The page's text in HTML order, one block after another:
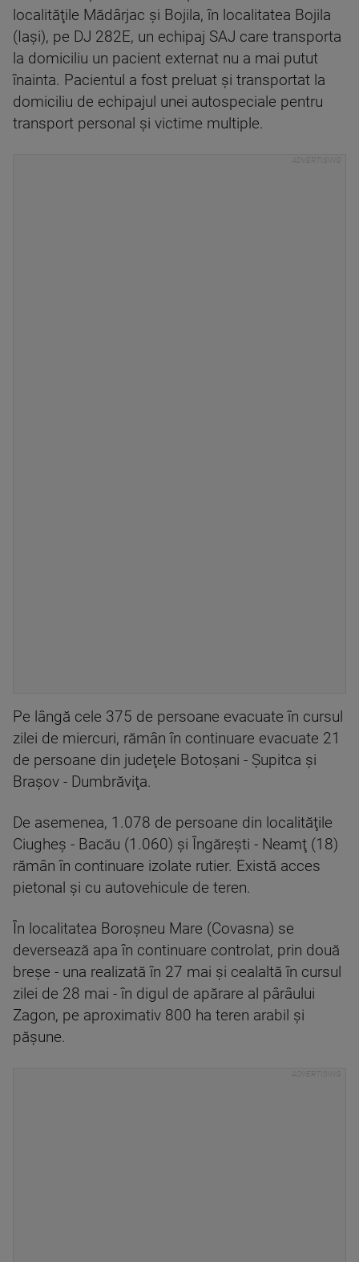
localităţile Mădârjac şi Bojila, în localitatea Bojila
(Iaşi), pe DJ 282E, un echipaj SAJ care transporta
la domiciliu un pacient externat nu a mai putut
înainta. Pacientul a fost preluat şi transportat la
domiciliu de echipajul unei autospeciale pentru
transport personal şi victime multiple.
Pe lângă cele 375 de persoane evacuate în cursul
zilei de miercuri, rămân în continuare evacuate 21
de persoane din judeţele Botoşani - Şupitca şi
Braşov - Dumbrăviţa.
De asemenea, 1.078 de persoane din localităţile
Ciugheş - Bacău (1.060) şi Îngăreşti - Neamţ (18)
rămân în continuare izolate rutier. Există acces
pietonal şi cu autovehicule de teren.
În localitatea Boroşneu Mare (Covasna) se
deversează apa în continuare controlat, prin două
breşe - una realizată în 27 mai şi cealaltă în cursul
zilei de 28 mai - în digul de apărare al pârâului
Zagon, pe aproximativ 800 ha teren arabil şi
păşune.